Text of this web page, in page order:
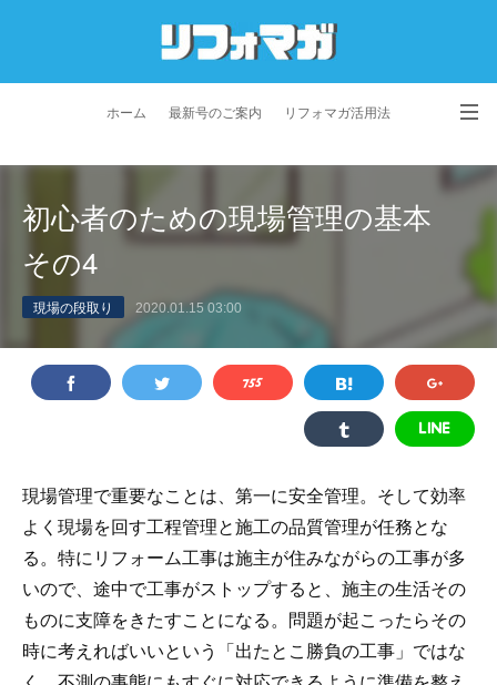
ホーム 最新号のご案内 リフォマガ活用法
プライバシーポリシー 利用規約 会社概要
初心者のための現場管理の基本
その4
現場の段取り 2020.01.15 03:00
現場管理で重要なことは、第一に安全管理。そして効率
よく現場を回す工程管理と施工の品質管理が任務とな
る。特にリフォーム工事は施主が住みながらの工事が多
いので、途中で工事がストップすると、施主の生活その
ものに支障をきたすことになる。問題が起こったらその
時に考えればいいという「出たとこ勝負の工事」ではな